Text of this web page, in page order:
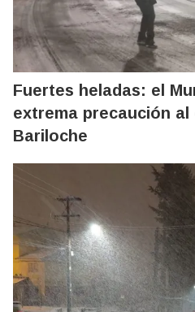
Fuertes heladas: el
extrema precaución
Bariloche